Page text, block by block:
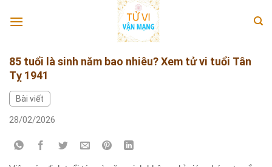
85 tuổi là sinh năm bao nhiêu? Xem tử vi tuổi Tân
Tỵ 1941
Bài viết
28/02/2026